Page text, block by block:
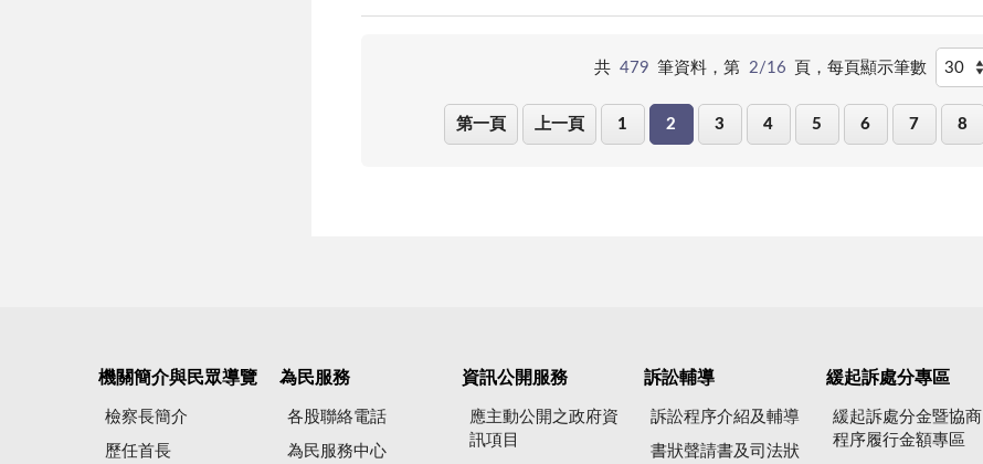
共 479 筆資料，第 2/16 頁，每頁顯示筆數
第一頁 上一頁 1 2 3 4 5 6 7 8
機關簡介與民眾導覽
檢察長簡介
歷任首長
為民服務
各股聯絡電話
為民服務中心
資訊公開服務
應主動公開之政府資
訊項目
訴訟輔導
訴訟程序介紹及輔導
書狀聲請書及司法狀
緩起訴處分專區
緩起訴處分金暨協商
程序履行金額專區